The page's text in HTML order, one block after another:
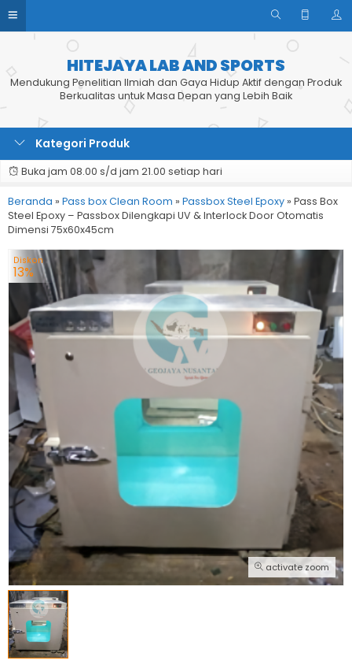
HITEJAYA LAB AND SPORTS
Mendukung Penelitian Ilmiah dan Gaya Hidup Aktif dengan Produk
Berkualitas untuk Masa Depan yang Lebih Baik
Kategori Produk
Buka jam 08.00 s/d jam 21.00 setiap hari
Beranda » Pass box Clean Room » Passbox Steel Epoxy » Pass Box
Steel Epoxy – Passbox Dilengkapi UV & Interlock Door Otomatis
Dimensi 75x60x45cm
activate zoom
Diskon
13%